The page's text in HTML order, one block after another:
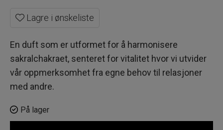
Lagre i ønskeliste
En duft som er utformet for å harmonisere
sakralchakraet, senteret for vitalitet hvor vi utvider
vår oppmerksomhet fra egne behov til relasjoner
med andre.
På lager